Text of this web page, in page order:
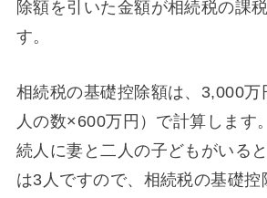
除額を引いた金額が相続税の課
す。
相続税の基礎控除額は、3,000万
人の数×600万円）で計算します
続人に妻と二人の子どもがいる
は3人ですので、相続税の基礎控